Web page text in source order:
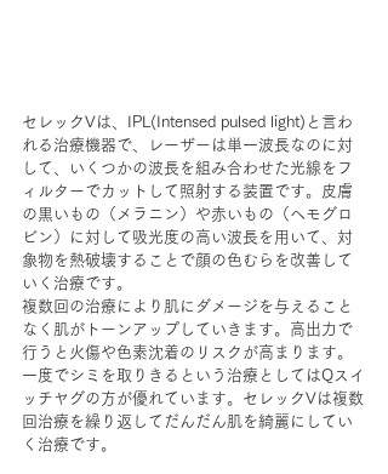
セレックVは、IPL(Intensed pulsed light)と言わ
れる治療機器で、レーザーは単一波長なのに対
して、いくつかの波長を組み合わせた光線をフ
ィルターでカットして照射する装置です。皮膚
の黒いもの（メラニン）や赤いもの（ヘモグロ
ビン）に対して吸光度の高い波長を用いて、対
象物を熱破壊することで顔の色むらを改善して
いく治療です。
複数回の治療により肌にダメージを与えること
なく肌がトーンアップしていきます。高出力で
行うと火傷や色素沈着のリスクが高まります。
一度でシミを取りきるという治療としてはQスイ
ッチヤグの方が優れています。セレックVは複数
回治療を繰り返してだんだん肌を綺麗にしてい
く治療です。